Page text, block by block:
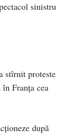
sinistru
stîrnit proteste
Franţa cea
după